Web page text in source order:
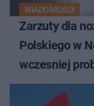
WIADOMOŚCI
Zarzuty dla
Polskiego w
wczesniej